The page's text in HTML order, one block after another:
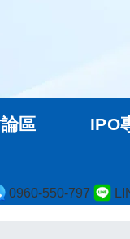
0960-550-797
區 IPO